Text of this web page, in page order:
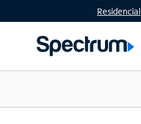
Residencial